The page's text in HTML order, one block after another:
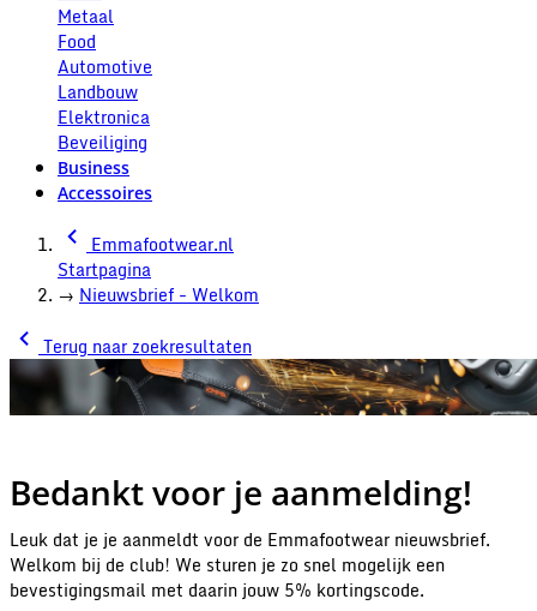
Metaal
Food
Automotive
Landbouw
Elektronica
Beveiliging
Business
Accessoires
Emmafootwear.nl
Startpagina
→ Nieuwsbrief - Welkom
Terug naar zoekresultaten
Bedankt voor je aanmelding!
Leuk dat je je aanmeldt voor de Emmafootwear nieuwsbrief.
Welkom bij de club! We sturen je zo snel mogelijk een
bevestigingsmail met daarin jouw 5% kortingscode.